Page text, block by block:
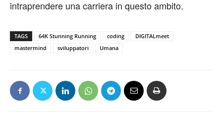
intraprendere una carriera in questo ambito.
TAGS 64K Stunning Running coding
DIGITALmeet
mastermind
sviluppatori Umana